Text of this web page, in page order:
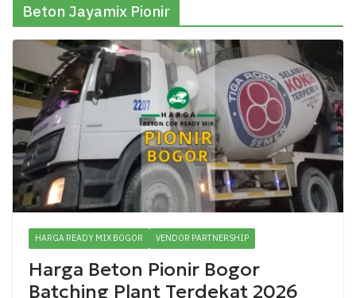
Beton Jayamix Pionir
HARGA READY MIX BOGOR VENDOR PARTNERSHIP
Harga Beton Pionir Bogor
Batching Plant Terdekat 2026